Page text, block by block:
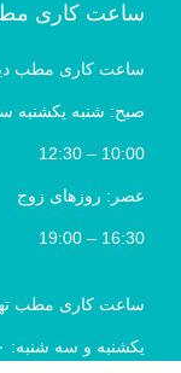
ساعت کاری
ساعت کاری مطب
صبح: شنبه یکشنبه
10:00 – 12:30
عصر: روزهای زوج
16:30 – 19:00
ساعت کاری مطب
یکشنبه و سه شنبه: ۱۶:۰۰-۱۹:۰۰